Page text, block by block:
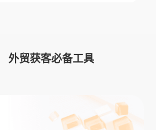
外贸获客必备工具